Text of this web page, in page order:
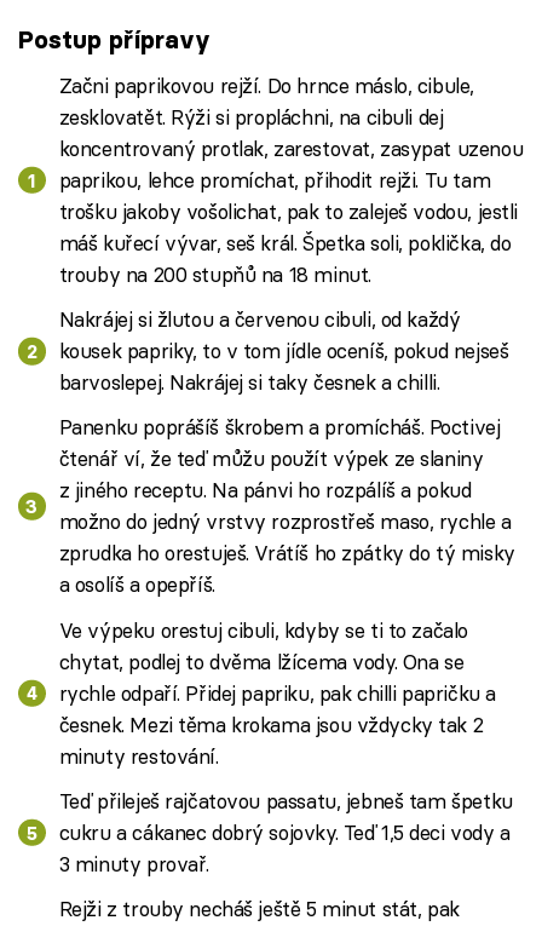
Postup přípravy
Začni paprikovou rejží. Do hrnce máslo, cibule,
zesklovatět. Rýži si propláchni, na cibuli dej
koncentrovaný protlak, zarestovat, zasypat uzenou
paprikou, lehce promíchat, přihodit rejži. Tu tam
trošku jakoby vošolichat, pak to zaleješ vodou, jestli
máš kuřecí vývar, seš král. Špetka soli, poklička, do
trouby na 200 stupňů na 18 minut.
Nakrájej si žlutou a červenou cibuli, od každý
kousek papriky, to v tom jídle oceníš, pokud nejseš
barvoslepej. Nakrájej si taky česnek a chilli.
Panenku poprášíš škrobem a promícháš. Poctivej
čtenář ví, že teď můžu použít výpek ze slaniny
z jiného receptu. Na pánvi ho rozpálíš a pokud
možno do jedný vrstvy rozprostřeš maso, rychle a
zprudka ho orestuješ. Vrátíš ho zpátky do tý misky
a osolíš a opepříš.
Ve výpeku orestuj cibuli, kdyby se ti to začalo
chytat, podlej to dvěma lžícema vody. Ona se
rychle odpaří. Přidej papriku, pak chilli papričku a
česnek. Mezi těma krokama jsou vždycky tak 2
minuty restování.
Teď přileješ rajčatovou passatu, jebneš tam špetku
cukru a cákanec dobrý sojovky. Teď 1,5 deci vody a
3 minuty provař.
Rejži z trouby necháš ještě 5 minut stát, pak